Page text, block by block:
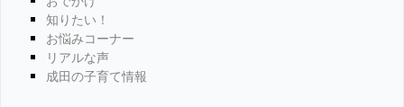
知りたい！
お悩みコーナー
リアルな声
成田の子育て情報